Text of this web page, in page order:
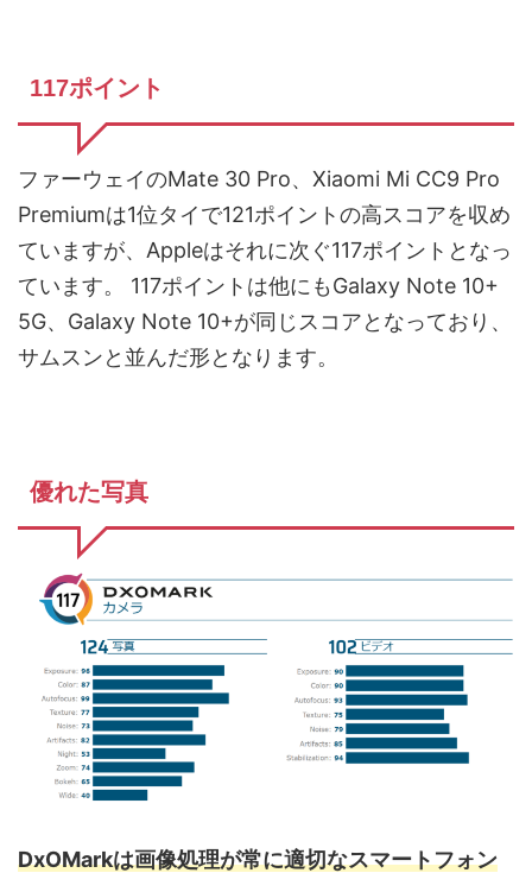
117ポイント
ファーウェイのMate 30 Pro、Xiaomi Mi CC9 Pro
Premiumは1位タイで121ポイントの高スコアを収め
ていますが、Appleはそれに次ぐ117ポイントとなっ
ています。 117ポイントは他にもGalaxy Note 10+
5G、Galaxy Note 10+が同じスコアとなっており、
サムスンと並んだ形となります。
優れた写真
DxOMarkは画像処理が常に適切なスマートフォン